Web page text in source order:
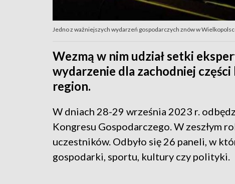
Jedno z ważniejszych wydarzeń gospodarczych znów w
Wezmą w nim udział setki
wydarzenie dla zachodniej
region.
W dniach 28-29 września 2023 r.
Kongresu Gospodarczego. W zeszłym
uczestników. Odbyło się 26 paneli, w
gospodarki, sportu, kultury czy polityki.